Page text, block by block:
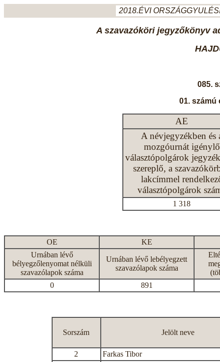
2018.ÉVI
A szavazóköri jegyzőkönyv
085.
01. számú
AE
A névjegyzékben és
mozgóurnát igénylő
választópolgárok
szereplő, a
lakcímmel
választópolgárok
1 318
OE
KE
Urnában lévő
bélyegzőlenyomat nélküli
szavazólapok száma
Urnában lévő lebélyegzett
szavazólapok száma
0
891
Sorszám Jelölt neve
2
Farkas Tibor